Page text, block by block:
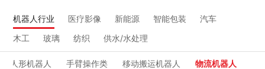
服务与支持
关于步科
机器人行业 医疗影像 新能源 智能包装
汽车
木工
玻璃 纺织 供水/水处理
人形机器人 手臂操作类 移动搬运机器人 物流机器人